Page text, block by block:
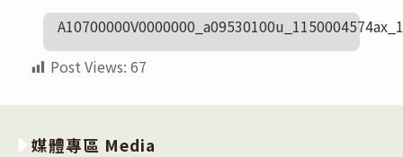
A10700000V0000000_a09530100u_1150004574ax_1
Post Views: 67
媒體專區 Media